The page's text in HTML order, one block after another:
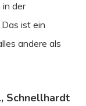
der
ist ein
andere als
Schnellhardt